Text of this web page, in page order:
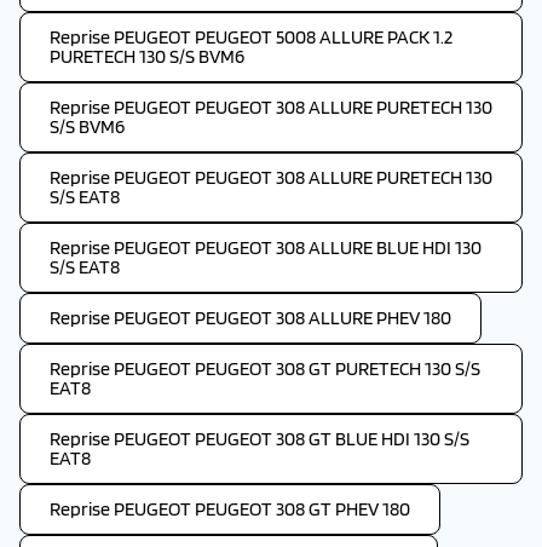
Reprise PEUGEOT PEUGEOT 5008 ALLURE PACK 1.2
PURETECH 130 S/S BVM6
Reprise PEUGEOT PEUGEOT 308 ALLURE PURETECH 130
S/S BVM6
Reprise PEUGEOT PEUGEOT 308 ALLURE PURETECH 130
S/S EAT8
Reprise PEUGEOT PEUGEOT 308 ALLURE BLUE HDI 130
S/S EAT8
Reprise PEUGEOT PEUGEOT 308 ALLURE PHEV 180
Reprise PEUGEOT PEUGEOT 308 GT PURETECH 130 S/S
EAT8
Reprise PEUGEOT PEUGEOT 308 GT BLUE HDI 130 S/S
EAT8
Reprise PEUGEOT PEUGEOT 308 GT PHEV 180